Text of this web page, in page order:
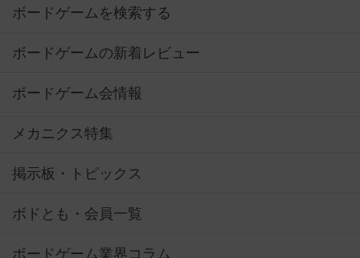
ボードゲームを検索する
ボードゲームの新着レビュー
ボードゲーム会情報
メカニクス特集
掲示板・トピックス
ボドとも・会員一覧
ボードゲーム業界コラム